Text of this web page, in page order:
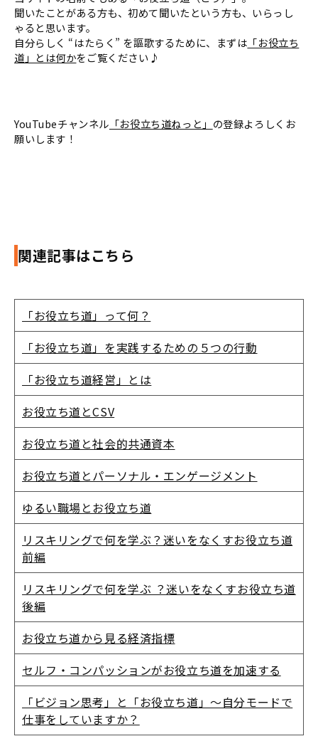
聞いたことがある方も、初めて聞いたという方も、いらっし
ゃると思います。
自分らしく “はたらく” を謳歌するために、まずは 「お役立ち
道」とは何かをご覧ください♪
YouTubeチャンネル 「お役立ち道ねっと」 の登録よろしくお
願いします！
関連記事はこちら
「お役立ち道」って何？
「お役立ち道」を実践するための５つの行動
「お役立ち道経営」とは
お役立ち道とCSV
お役立ち道と社会的共通資本
お役立ち道とパーソナル・エンゲージメント
ゆるい職場とお役立ち道
リスキリングで何を学ぶ？迷いをなくすお役立ち道
前編
リスキリングで何を学ぶ ？迷いをなくすお役立ち道
後編
お役立ち道から見る経済指標
セルフ・コンパッションがお役立ち道を加速する
「ビジョン思考」と「お役立ち道」～自分モードで
仕事をしていますか？